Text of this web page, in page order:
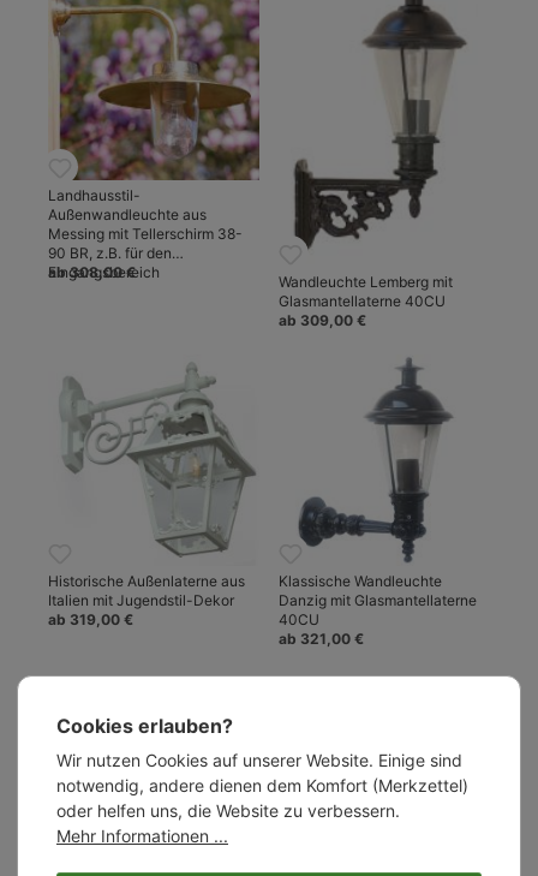
Landhausstil-
Außenwandleuchte aus
Messing mit Tellerschirm 38-
90 BR, z.B. für den
Eingangsbereich
ab 308,00 €
Wandleuchte Lemberg mit
Glasmantellaterne 40CU
ab 309,00 €
Historische Außenlaterne aus
Italien mit Jugendstil-Dekor
ab 319,00 €
Klassische Wandleuchte
Danzig mit Glasmantellaterne
40CU
ab 321,00 €
Sofort lieferbar
%
Cookies erlauben?
Wir nutzen Cookies auf unserer Website. Einige sind
notwendig, andere dienen dem Komfort (Merkzettel)
oder helfen uns, die Website zu verbessern.
Mehr Informationen ...